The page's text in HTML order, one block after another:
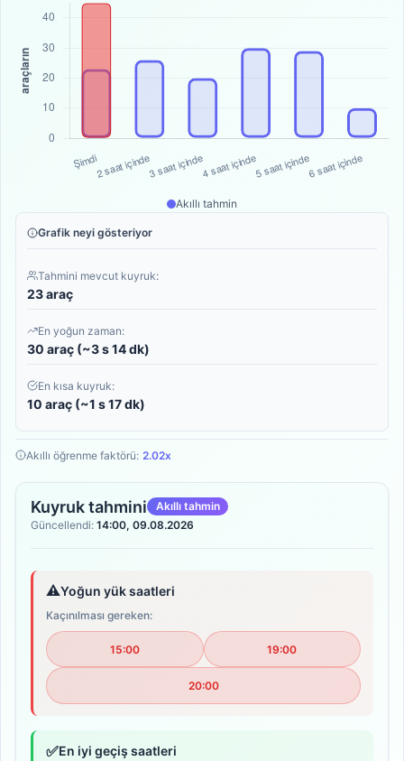
Akıllı tahmin
Grafik neyi gösteriyor
Tahmini mevcut kuyruk:
23 araç
En yoğun zaman:
30 araç (~3 s 14 dk)
En kısa kuyruk:
10 araç (~1 s 17 dk)
Akıllı öğrenme faktörü: 2.02x
Kuyruk tahmini
Akıllı tahmin
Güncellendi: 14:00, 09.08.2026
⚠️Yoğun yük saatleri
Kaçınılması gereken:
15:00 19:00
20:00
✅En iyi geçiş saatleri